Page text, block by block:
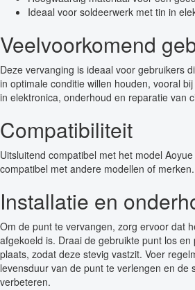
Ideaal voor soldeerwerk met tin in
Veelvoorkomend
Deze vervanging is ideaal voor gebruikers
in optimale conditie willen houden, vooral
in elektronica, onderhoud en reparatie van
Compatibiliteit
Uitsluitend compatibel met het model
compatibel met andere modellen of merken.
Installatie en
Om de punt te vervangen, zorg ervoor dat
afgekoeld is. Draai de gebruikte punt los en
plaats, zodat deze stevig vastzit. Voer
levensduur van de punt te verlengen en de
verbeteren.